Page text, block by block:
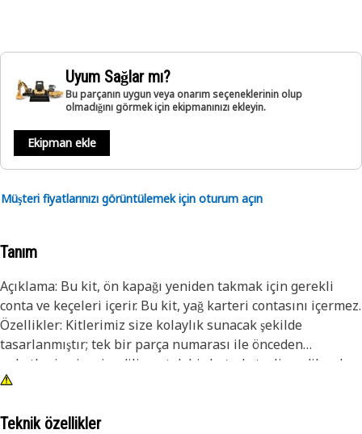
Uyum Sağlar mı?
Bu parçanın uygun veya onarım seçeneklerinin olup
olmadığını görmek için ekipmanınızı ekleyin.
Ekipman ekle
Müşteri fiyatlarınızı görüntülemek için oturum açın
Tanım
Açıklama: Bu kit, ön kapağı yeniden takmak için gerekli
conta ve keçeleri içerir. Bu kit, yağ karteri contasını içermez.
Özellikler: Kitlerimiz size kolaylık sunacak şekilde
tasarlanmıştır; tek bir parça numarası ile önceden
paketlenip sipariş edilir ve tek bir kutuda teslim edilerek
zamandan ve paradan tasarruf etmeniz sağlanır.
Teknik özellikler